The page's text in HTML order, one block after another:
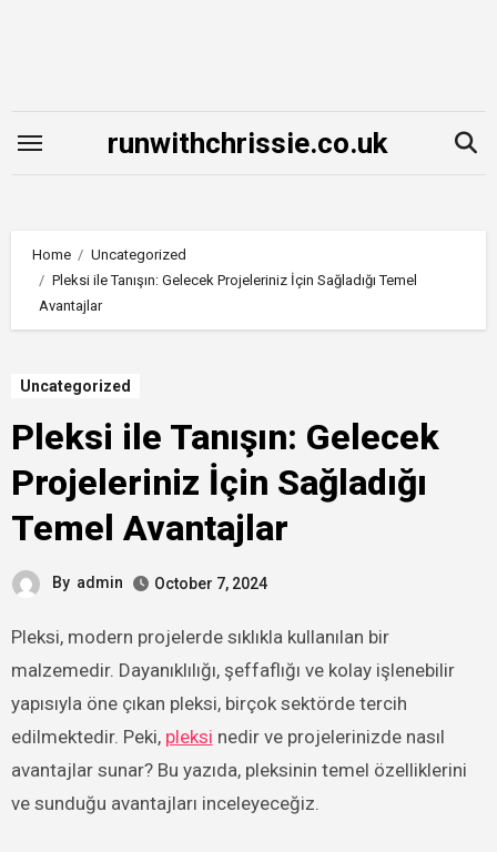
runwithchrissie.co.uk
Home
Uncategorized
Pleksi ile Tanışın: Gelecek Projeleriniz İçin Sağladığı Temel
Avantajlar
Uncategorized
Pleksi ile Tanışın: Gelecek
Projeleriniz İçin Sağladığı
Temel Avantajlar
By admin October 7, 2024
Pleksi, modern projelerde sıklıkla kullanılan bir
malzemedir. Dayanıklılığı, şeffaflığı ve kolay işlenebilir
yapısıyla öne çıkan pleksi, birçok sektörde tercih
edilmektedir. Peki, pleksi nedir ve projelerinizde nasıl
avantajlar sunar? Bu yazıda, pleksinin temel özelliklerini
ve sunduğu avantajları inceleyeceğiz.